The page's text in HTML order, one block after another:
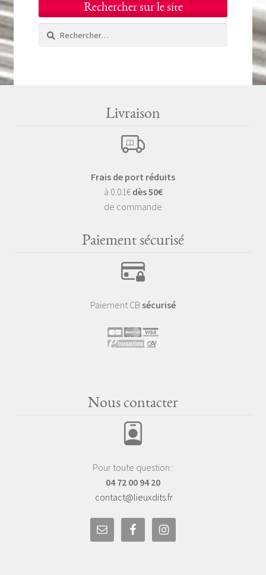
Rechercher sur le site
Rechercher :
Livraison
Frais de port réduits
à 0.01€ dès 50€
de commande
Paiement sécurisé
Paiement CB sécurisé
Nous contacter
Pour toute question :
04 72 00 94 20
contact@lieuxdits.fr